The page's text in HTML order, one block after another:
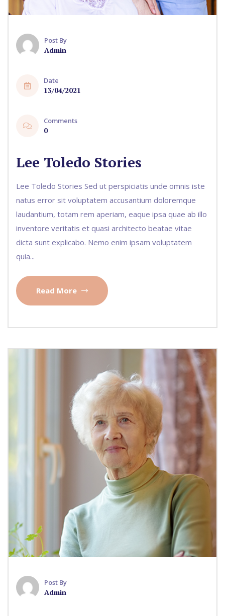
Post By
Admin
Date
13/04/2021
Comments
0
Lee Toledo Stories
Lee Toledo Stories Sed ut perspiciatis unde omnis iste
natus error sit voluptatem accusantium doloremque
laudantium, totam rem aperiam, eaque ipsa quae ab illo
inventore veritatis et quasi architecto beatae vitae
dicta sunt explicabo. Nemo enim ipsam voluptatem
quia...
Read More
Post By
Admin